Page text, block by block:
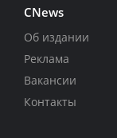
CNews
Об издании
Реклама
Вакансии
Контакты